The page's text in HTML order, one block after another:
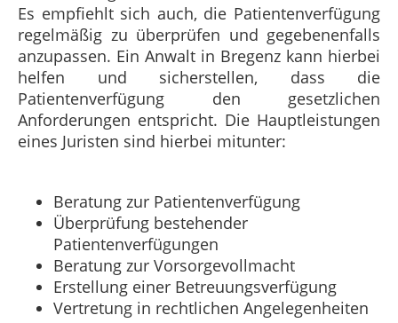
Es empfiehlt sich auch, die Patientenverfügung
regelmäßig zu überprüfen und gegebenenfalls
anzupassen. Ein Anwalt in Bregenz kann hierbei
helfen und sicherstellen, dass die
Patientenverfügung den gesetzlichen
Anforderungen entspricht. Die Hauptleistungen
eines Juristen sind hierbei mitunter:
Beratung zur Patientenverfügung
Überprüfung bestehender
Patientenverfügungen
Beratung zur Vorsorgevollmacht
Erstellung einer Betreuungsverfügung
Vertretung in rechtlichen Angelegenheiten